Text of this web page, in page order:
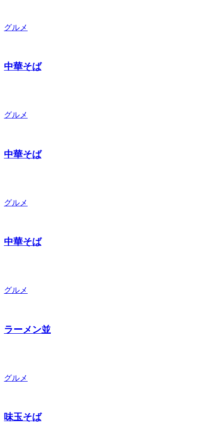
グルメ
中華そば
グルメ
中華そば
グルメ
中華そば
グルメ
ラーメン並
グルメ
味玉そば